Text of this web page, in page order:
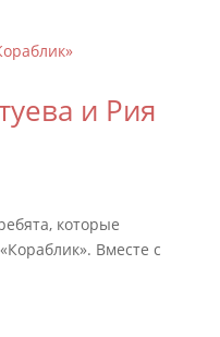
и Рия
которые
Вместе с